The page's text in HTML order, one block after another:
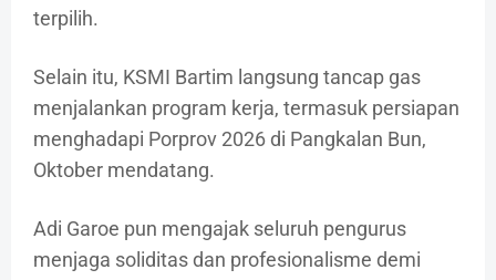
terpilih.
Selain itu, KSMI Bartim langsung tancap gas
menjalankan program kerja, termasuk persiapan
menghadapi Porprov 2026 di Pangkalan Bun,
Oktober mendatang.
Adi Garoe pun mengajak seluruh pengurus
menjaga soliditas dan profesionalisme demi